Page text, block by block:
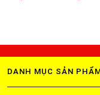
DANH MỤC SẢN